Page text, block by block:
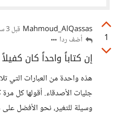
1
Mahmoud_AlQassas قبل 3 سنوات
أضف ردا
إن كتاباً واحداً كان
هذه واحدة من العبارات التي
جليات الأصدقاء. أقولها كل
وسيلة للتغير، نحو الأفضل